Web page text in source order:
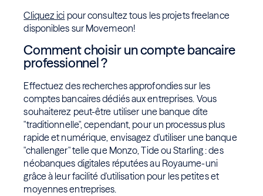
Cliquez ici pour consultez tous les projets freelance
disponibles sur Movemeon!
Comment choisir un compte bancaire
professionnel ?
Effectuez des recherches approfondies sur les
comptes bancaires dédiés aux entreprises. Vous
souhaiterez peut-être utiliser une banque dite
"traditionnelle", cependant, pour un processus plus
rapide et numérique, envisagez d'utiliser une banque
"challenger" telle que Monzo, Tide ou Starling : des
néobanques digitales réputées au Royaume-uni
grâce à leur facilité d'utilisation pour les petites et
moyennes entreprises.